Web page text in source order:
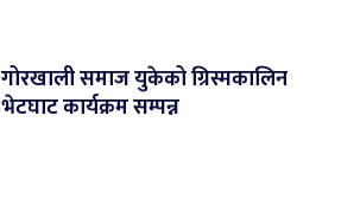
गोरखाली समाज युकेको ग्रिस्मकालिन
भेटघाट कार्यक्रम सम्पन्न